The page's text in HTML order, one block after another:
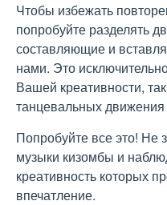
Чтобы избежать
попробуйте разделять
составляющие и
нами. Это
Вашей креативности,
танцевальных
Попробуйте все это! Не
музыки кизомбы и
креативность которых
впечатление.